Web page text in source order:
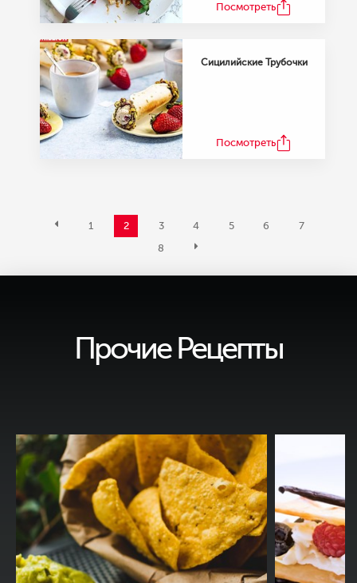
Посмотреть
Сицилийские Трубочки
Посмотреть
1 2 3 4 5 6
7
8
Прочие Рецепты